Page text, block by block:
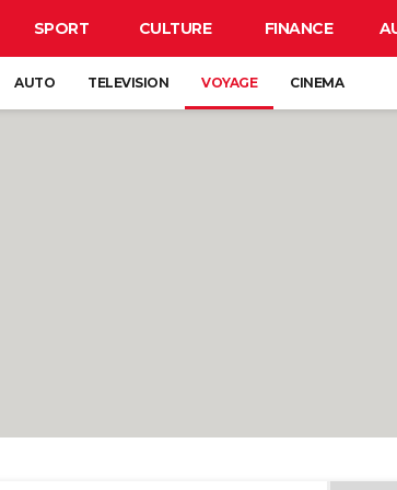
SPORT CULTURE FINANCE
AUTO TELEVISION VOYAGE CINEMA